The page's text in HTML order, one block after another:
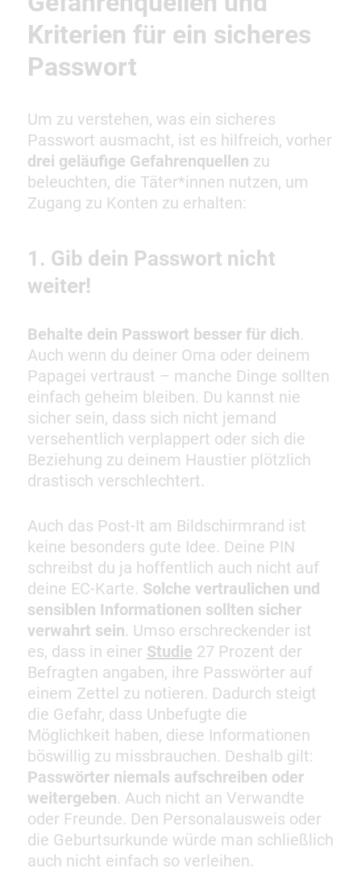
Kriterien für ein sicheres
Passwort
Um zu verstehen, was ein sicheres
Passwort ausmacht, ist es hilfreich, vorher
drei geläufige Gefahrenquellen zu
beleuchten, die Täter*innen nutzen, um
Zugang zu Konten zu erhalten:
1. Gib dein Passwort nicht
weiter!
Behalte dein Passwort besser für dich.
Auch wenn du deiner Oma oder deinem
Papagei vertraust – manche Dinge sollten
einfach geheim bleiben. Du kannst nie
sicher sein, dass sich nicht jemand
versehentlich verplappert oder sich die
Beziehung zu deinem Haustier plötzlich
drastisch verschlechtert.
Auch das Post-It am Bildschirmrand ist
keine besonders gute Idee. Deine PIN
schreibst du ja hoffentlich auch nicht auf
deine EC-Karte. Solche vertraulichen und
sensiblen Informationen sollten sicher
verwahrt sein. Umso erschreckender ist
es, dass in einer Studie 27 Prozent der
Befragten angaben, ihre Passwörter auf
einem Zettel zu notieren. Dadurch steigt
die Gefahr, dass Unbefugte die
Möglichkeit haben, diese Informationen
böswillig zu missbrauchen. Deshalb gilt:
Passwörter niemals aufschreiben oder
weitergeben. Auch nicht an Verwandte
oder Freunde. Den Personalausweis oder
die Geburtsurkunde würde man schließlich
auch nicht einfach so verleihen.